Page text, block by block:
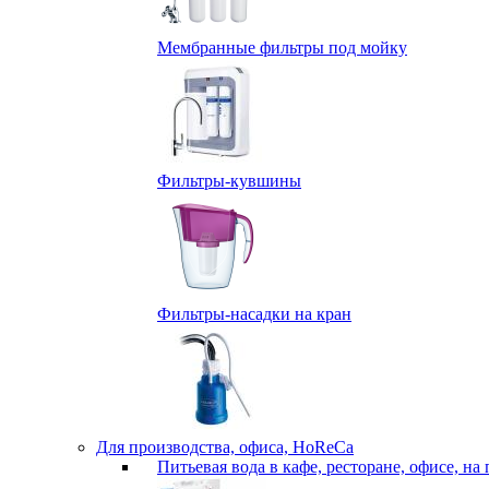
Мембранные фильтры под мойку
Фильтры-кувшины
Фильтры-насадки на кран
Для производства, офиса, HoReCa
Питьевая вода в кафе, ресторане, офисе, на